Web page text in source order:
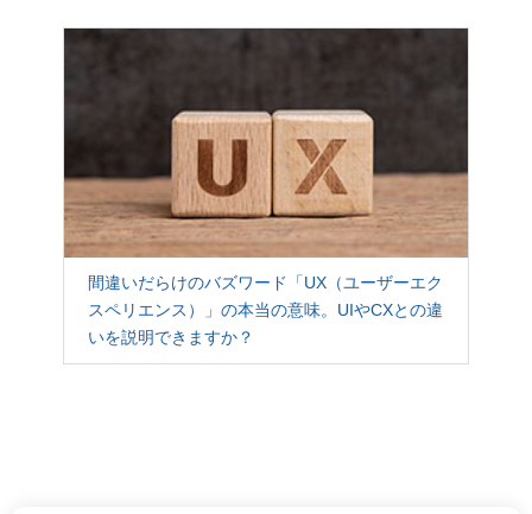
間違いだらけのバズワード「UX（ユーザーエク
スペリエンス）」の本当の意味。UIやCXとの違
いを説明できますか？